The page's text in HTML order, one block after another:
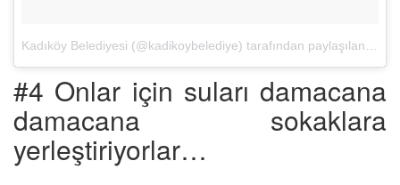
#4 Onlar için suları damacana
damacana sokaklara
yerleştiriyorlar…